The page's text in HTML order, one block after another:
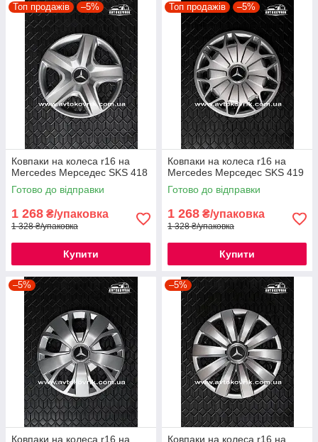
Топ продажів –5%
Ковпаки на колеса r16 на
Mercedes Мерседес SKS 418
Готово до відправки
1 268 ₴/упаковка
1 328 ₴/упаковка
Купити
Топ продажів –5%
Ковпаки на колеса r16 на
Mercedes Мерседес SKS 419
Готово до відправки
1 268 ₴/упаковка
1 328 ₴/упаковка
Купити
–5%
Ковпаки на колеса r16 на
–5%
Ковпаки на колеса r16 на